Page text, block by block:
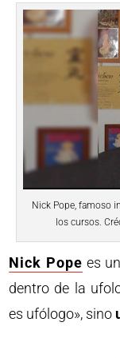
Nick Pope, famoso
los cursos.
Nick Pope es
dentro de la
es ufólogo», sino